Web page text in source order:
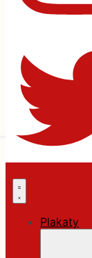
Plakaty